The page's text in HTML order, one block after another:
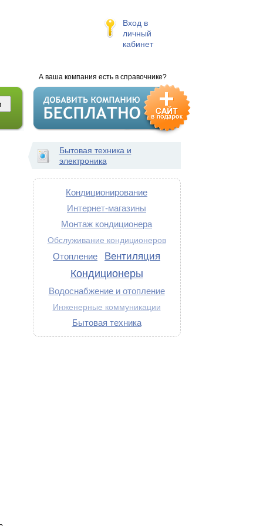
Вход в
личный
кабинет
А ваша компания есть в справочнике?
Бытовая техника и
электроника
Кондиционирование
Интернет-магазины
Монтаж кондиционера
Обслуживание кондиционеров
Отопление Вентиляция
Кондиционеры
Водоснабжение и отопление
Инженерные коммуникации
Бытовая техника